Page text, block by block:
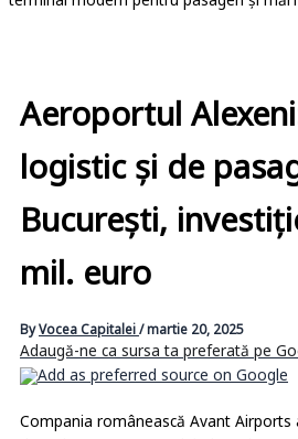
Aeroportul
logistic și de
București,
mil. euro
ByVocea Capitalei/martie 20, 2025
Adaugă-ne ca sursa ta preferată pe
Compania românească Avant Airports